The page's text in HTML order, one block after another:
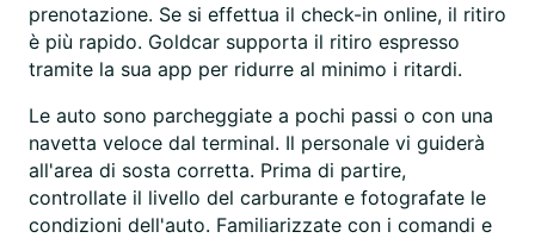
prenotazione. Se si effettua il check-in online, il ritiro
è più rapido. Goldcar supporta il ritiro espresso
tramite la sua app per ridurre al minimo i ritardi.
Le auto sono parcheggiate a pochi passi o con una
navetta veloce dal terminal. Il personale vi guiderà
all'area di sosta corretta. Prima di partire,
controllate il livello del carburante e fotografate le
condizioni dell'auto. Familiarizzate con i comandi e